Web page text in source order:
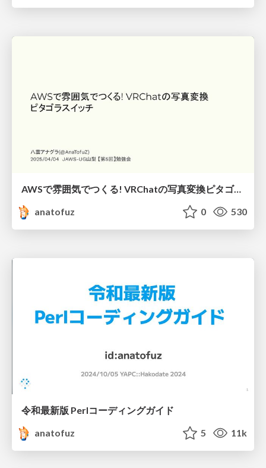
AWSで雰囲気でつくる! VRChatの写真変換ピタゴラスイッチ
anatofuz
0 530
令和最新版 Perlコーディングガイド
anatofuz
5 11k